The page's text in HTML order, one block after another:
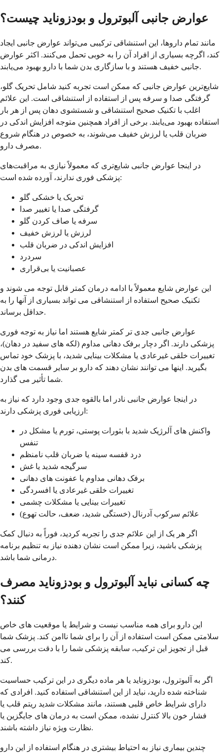
عوارض جانبی آلبوترول و بودزوناید چیست؟
مانند تمام داروها، این استنشاقی ترکیبی می‌تواند عوارض جانبی ایجاد
کند، اگرچه بسیاری از افراد آن را به خوبی تحمل می‌کنند. اکثر عوارض
جانبی خفیف هستند و با سازگاری بدن شما با دارو بهبود می‌یابند.
شایع‌ترین عوارض جانبی که ممکن است تجربه کنید شامل تحریک گلو،
گرفتگی صدا و سرفه پس از استفاده از استنشاقی است. این علائم
اغلب با تکنیک صحیح استنشاقی و شستشوی دهان پس از هر بار
استفاده بهبود می‌یابند. برخی از افراد همچنین متوجه افزایش اندکی در
ضربان قلب یا لرزش خفیف می‌شوند، به خصوص در هنگام شروع
مصرف دارو.
در اینجا عوارض جانبی شایع‌تری که معمولاً نیازی به مراقبت‌های
پزشکی فوری ندارند، آورده شده است:
تحریک یا خشکی گلو
گرفتگی صدا یا تغییر صدا
سرفه یا صاف کردن گلو
لرزش یا لرزش خفیف
افزایش اندکی در ضربان قلب
سردرد
عصبانیت یا بی‌قراری
این عوارض شایع معمولاً با ادامه درمان کمتر قابل توجه می شوند و
تکنیک صحیح استفاده از استنشاقی می تواند بسیاری از آنها را به
حداقل برساند.
عوارض جانبی جدی تر کمتر شایع هستند اما نیاز به توجه فوری
پزشکی دارند. اگر دچار برفک دهانی مداوم (لکه های سفید در دهان)،
تغییرات خلقی غیرعادی یا مشکلات بینایی شدید، با پزشک خود تماس
بگیرید. اینها می توانند نشان دهند که دارو بر سایر قسمت های بدن
شما تأثیر می گذارد.
در اینجا عوارض جانبی نادر اما بالقوه جدی وجود دارد که نیاز به
ارزیابی فوری پزشکی دارند:
واکنش های آلرژیک شدید با بثورات پوستی، تورم یا مشکل در
تنفس
درد قفسه سینه یا ضربان قلب نامنظم
سرگیجه شدید یا غش
برفک دهانی مداوم یا عفونت های دهانی
تغییرات خلقی غیرعادی یا افسردگی
تغییرات بینایی یا مشکلات چشمی
علائم سرکوب آدرنال (خستگی شدید، ضعف، حالت تهوع)
اگر هر یک از این علائم جدی را تجربه کردید، فوراً به دنبال کمک
پزشکی باشید، زیرا ممکن است نشان دهنده نیاز به تنظیم برنامه
درمانی شما باشد.
چه کسانی نباید آلبوترول و بودزوناید مصرف
کنند؟
این دارو برای همه مناسب نیست و شرایط یا موقعیت های خاص
سلامتی ممکن است استفاده از آن را برای شما ناامن کند. پزشک شما
قبل از تجویز این ترکیب، سابقه پزشکی شما را با دقت بررسی می
کند.
اگر به آلبوترول، بودزوناید یا هر ماده دیگری در این ترکیب حساسیت
شناخته شده دارید، نباید از این استنشاقی استفاده کنید. افرادی که
دارای شرایط خاص قلبی هستند، مانند مشکلات شدید ریتم قلب یا
فشار خون بالا کنترل نشده، ممکن است به درمان های جایگزین یا
نظارت ویژه نیاز داشته باشند.
چندین بیماری نیاز به احتیاط بیشتری در هنگام استفاده از این دارو